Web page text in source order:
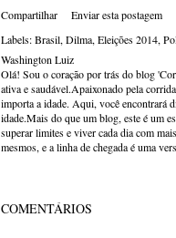
Compartilhar
Enviar esta postagem
Labels:Brasil Dilma Eleições 2014
Washington Luiz
Olá! Sou o coração por trás do blog
ativa e saudável.Apaixonado pela
importa a idade. Aqui, você encontrará
idade.Mais do que um blog, este é um
superar limites e viver cada dia com
mesmos, e a linha de chegada é uma
COMENTÁRIOS